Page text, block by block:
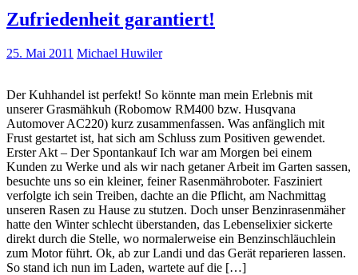
Zufriedenheit garantiert!
25. Mai 2011 Michael Huwiler
Der Kuhhandel ist perfekt! So könnte man mein Erlebnis mit
unserer Grasmähkuh (Robomow RM400 bzw. Husqvana
Automover AC220) kurz zusammenfassen. Was anfänglich mit
Frust gestartet ist, hat sich am Schluss zum Positiven gewendet.
Erster Akt – Der Spontankauf Ich war am Morgen bei einem
Kunden zu Werke und als wir nach getaner Arbeit im Garten sassen,
besuchte uns so ein kleiner, feiner Rasenmähroboter. Fasziniert
verfolgte ich sein Treiben, dachte an die Pflicht, am Nachmittag
unseren Rasen zu Hause zu stutzen. Doch unser Benzinrasenmäher
hatte den Winter schlecht überstanden, das Lebenselixier sickerte
direkt durch die Stelle, wo normalerweise ein Benzinschläuchlein
zum Motor führt. Ok, ab zur Landi und das Gerät reparieren lassen.
So stand ich nun im Laden, wartete auf die […]